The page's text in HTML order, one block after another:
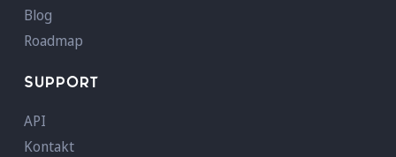
Blog
Roadmap
SUPPORT
API
Kontakt